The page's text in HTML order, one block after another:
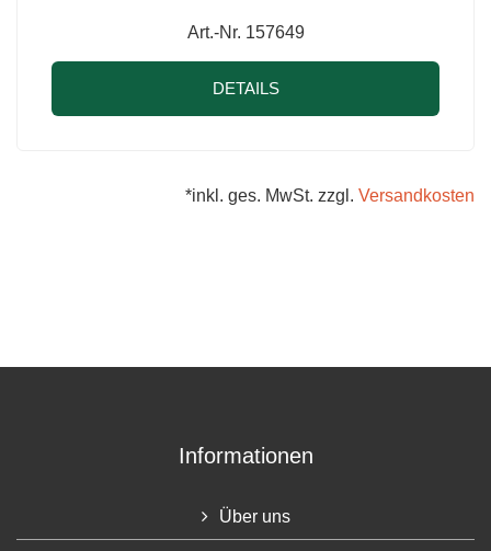
Art.-Nr. 157649
DETAILS
*inkl. ges. MwSt. zzgl. Versandkosten
Informationen
Über uns